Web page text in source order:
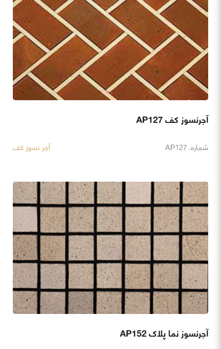
آجرنسوز کف AP127
شماره. AP127 آجر نسوز کف
آجرنسوز نما پلاک AP152